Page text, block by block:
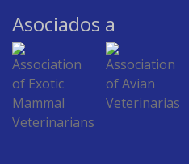
Asociados a